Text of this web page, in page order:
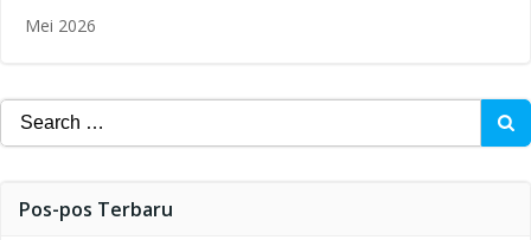
Mei 2026
Search
for:
Pos-pos Terbaru